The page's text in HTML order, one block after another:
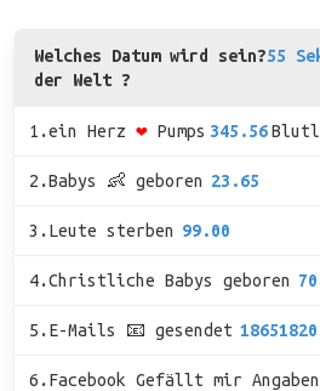
Welches Datum wird sein?55
der Welt ?
1.ein Herz ❤ Pumps 345.56
2.Babys 👶 geboren 23.65
3.Leute sterben 99.00
4.Christliche Babys geboren
5.E-Mails 📧 gesendet
6.Facebook Gefällt mir